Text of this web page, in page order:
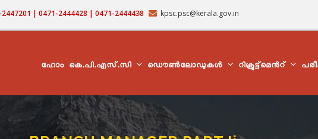
| 0471-2444428 | 0471-2444438 kpsc.psc@kerala.gov.in
NAVIGATION
ഹോം കെ.പി.എസ്.സി ഡൌൺലോഡുകൾ റിക്രൂട്ട്മെന്‍റ്